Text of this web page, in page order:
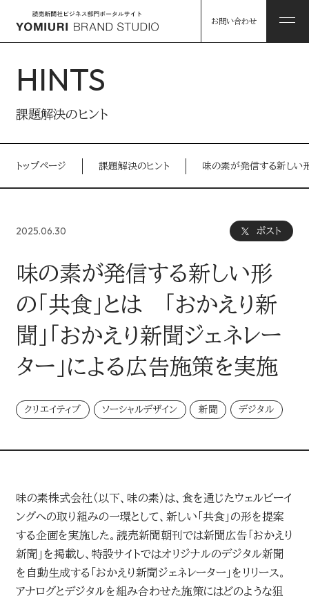
ABOUT
私たちについて トップ
HINTS
WORKS
事例
LINEUP
MEDIA
媒体・広告メニュー
デジタル
ターゲットメディア
デジタル広告配信
AWARD
読売新聞の広告賞
お問い合わせ
HINTS
課題解決のヒント
トップページ 課題解決のヒント 味の素が発信する新しい
ポスト
2025.06.30
味の素が発信する新しい形
の「共食」とは 「おかえり新
聞」「おかえり新聞ジェネレー
ター」による広告施策を実施
クリエイティブ ソーシャルデザイン 新聞 デジタル
味の素株式会社（以下、味の素）は、食を通じたウェルビーイ
ングへの取り組みの一環として、新しい「共食」の形を提案
する企画を実施した。読売新聞朝刊では新聞広告「おかえり
新聞」を掲載し、特設サイトではオリジナルのデジタル新聞
を自動生成する「おかえり新聞ジェネレーター」をリリース。
アナログとデジタルを組み合わせた施策にはどのような狙